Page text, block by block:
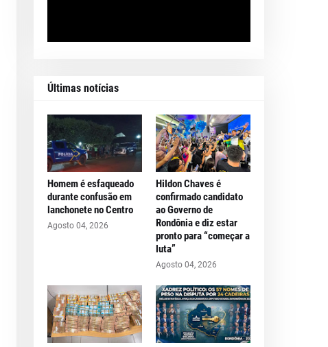
Últimas notícias
Homem é esfaqueado
durante confusão em
lanchonete no Centro
Agosto 04, 2026
Hildon Chaves é
confirmado candidato
ao Governo de
Rondônia e diz estar
pronto para “começar a
luta”
Agosto 04, 2026